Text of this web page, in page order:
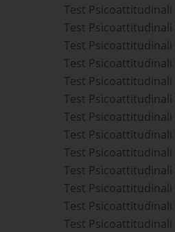
Test Psicoattitudinali
Test Psicoattitudinali
Test Psicoattitudinali
Test Psicoattitudinali
Test Psicoattitudinali
Test Psicoattitudinali
Test Psicoattitudinali
Test
Test Psicoattitudinali
Test Psicoattitudinali
Test Psicoattitudinali
Test Psicoattitudinali